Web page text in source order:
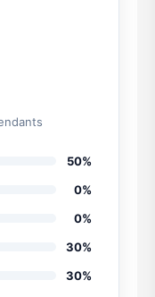
50%
0%
0%
30%
30%